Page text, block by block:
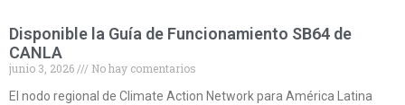
Disponible la Guía de Funcionamiento SB64 de
CANLA
junio 3, 2026
No hay comentarios
El nodo regional de Climate Action Network para América Latina